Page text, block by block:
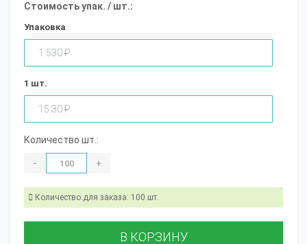
Стоимость упак. / шт.:
Упаковка
1 шт.
Количество шт.:
- +
Количество для заказа: 100 шт.
В КОРЗИНУ